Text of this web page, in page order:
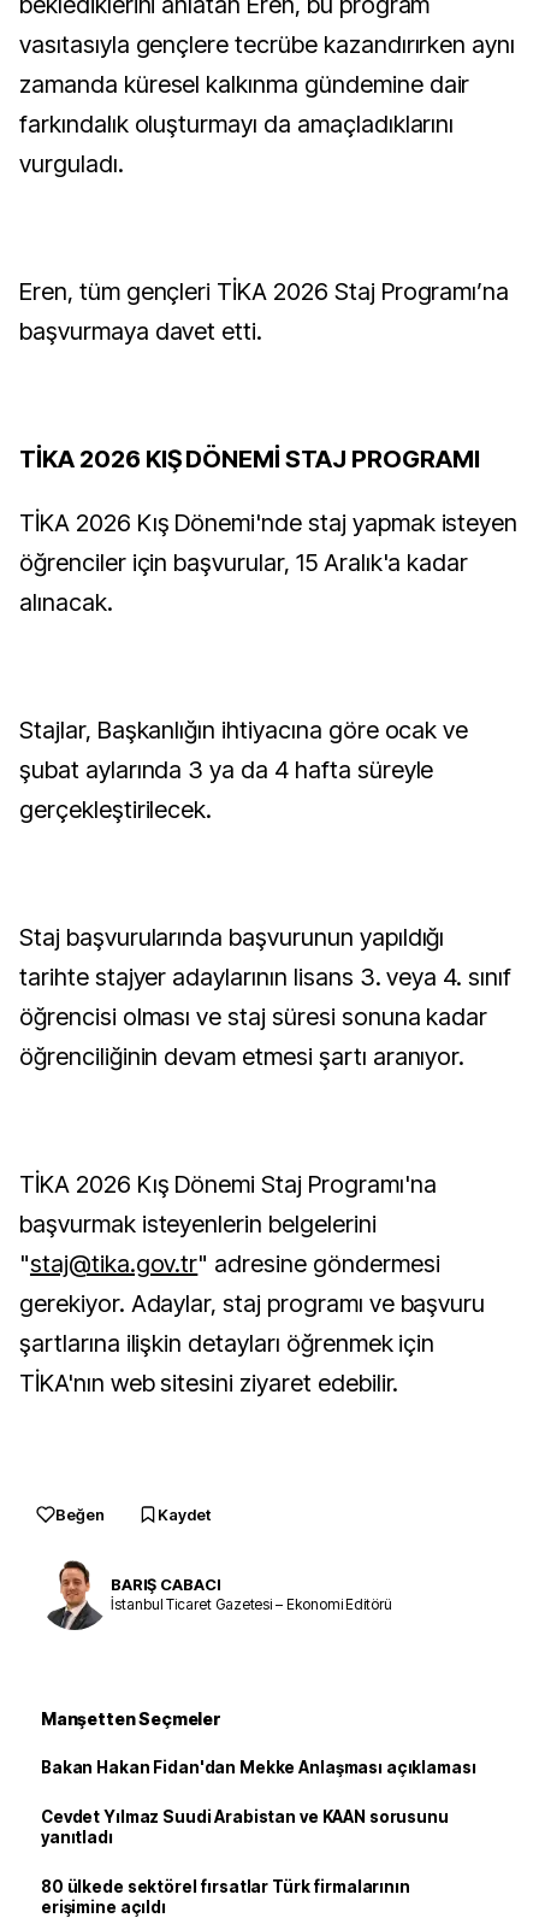
vasıtasıyla gençlere tecrübe kazandırırken aynı
zamanda küresel kalkınma gündemine dair
farkındalık oluşturmayı da amaçladıklarını
vurguladı.
Eren, tüm gençleri TİKA 2026 Staj Programı’na
başvurmaya davet etti.
TİKA 2026 KIŞ DÖNEMİ STAJ PROGRAMI
TİKA 2026 Kış Dönemi'nde staj yapmak isteyen
öğrenciler için başvurular, 15 Aralık'a kadar
alınacak.
Stajlar, Başkanlığın ihtiyacına göre ocak ve
şubat aylarında 3 ya da 4 hafta süreyle
gerçekleştirilecek.
Staj başvurularında başvurunun yapıldığı
tarihte stajyer adaylarının lisans 3. veya 4. sınıf
öğrencisi olması ve staj süresi sonuna kadar
öğrenciliğinin devam etmesi şartı aranıyor.
TİKA 2026 Kış Dönemi Staj Programı'na
başvurmak isteyenlerin belgelerini
"staj@tika.gov.tr" adresine göndermesi
gerekiyor. Adaylar, staj programı ve başvuru
şartlarına ilişkin detayları öğrenmek için
TİKA'nın web sitesini ziyaret edebilir.
Beğen Kaydet
BARIŞ CABACI
İstanbul Ticaret Gazetesi – Ekonomi Editörü
Manşetten Seçmeler
Bakan Hakan Fidan'dan Mekke Anlaşması açıklaması
Cevdet Yılmaz Suudi Arabistan ve KAAN sorusunu
yanıtladı
80 ülkede sektörel fırsatlar Türk firmalarının
erişimine açıldı